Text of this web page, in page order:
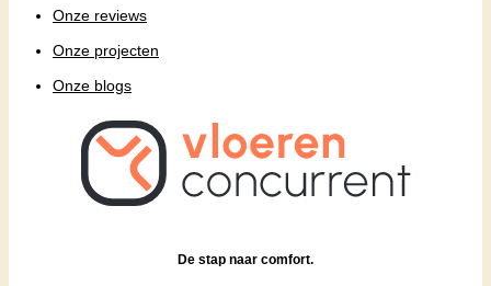
Onze reviews
Onze projecten
Onze blogs
De stap naar comfort.